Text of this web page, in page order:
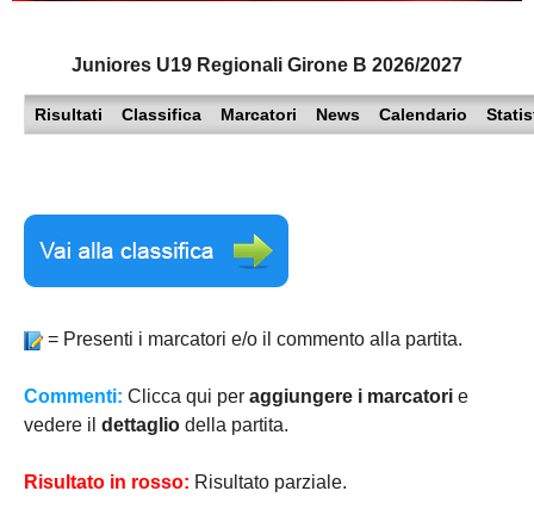
2^ CATEGORIA
GIOVANILI
Juniores U19 Regionali Girone B 2026/2027
Risultati Classifica Marcatori News Calendario
= Presenti i marcatori e/o il commento alla partita.
Commenti: Clicca qui per aggiungere i marcatori e
vedere il dettaglio della partita.
Risultato in rosso: Risultato parziale.